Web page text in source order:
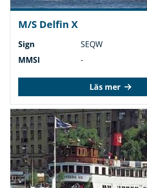
M/S Delfin X
Sign
SEQW
MMSI
-
Läs mer